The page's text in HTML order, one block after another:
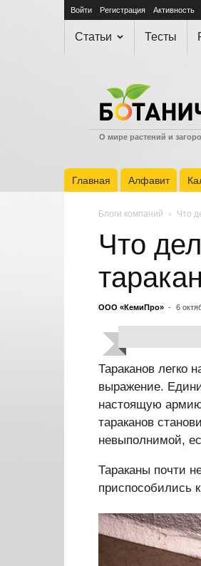
Войти Регистрация Активность
Статьи Тесты
О мире растений и
Главная Алфавит
Блоги компаний Что
Что
ООО «КемиПро» - 6
Тараканов легко
выражение.
настоящую армию
тараканов
невыполнимой,
Тараканы почти
приспособились